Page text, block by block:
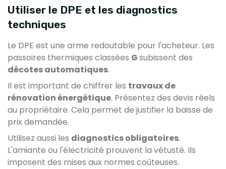
Utiliser le DPE et les diagnostics
techniques
Le DPE est une arme redoutable pour l'acheteur. Les
passoires thermiques classées Gsubissent des
décotes automatiques.
Il est important de chiffrer les travaux de
rénovation énergétique. Présentez des devis réels
au propriétaire. Cela permet de justifier la baisse de
prix demandée.
Utilisez aussi les diagnostics obligatoires.
L'amiante ou l'électricité prouvent la vétusté. Ils
imposent des mises aux normes coûteuses.